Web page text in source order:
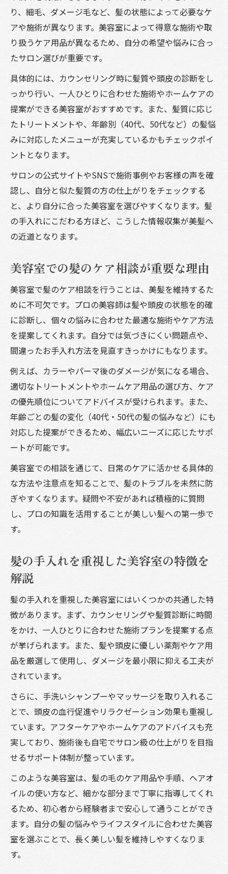
り、細毛、ダメージ毛など、髪の状態によって必要なケ
アや施術が異なります。美容室によって得意な施術や取
り扱うケア用品が異なるため、自分の希望や悩みに合っ
たサロン選びが重要です。
具体的には、カウンセリング時に髪質や頭皮の診断をし
っかり行い、一人ひとりに合わせた施術やホームケアの
提案ができる美容室がおすすめです。また、髪質に応じ
たトリートメントや、年齢別（40代、50代など）の髪悩
みに対応したメニューが充実しているかもチェックポイ
ントとなります。
サロンの公式サイトやSNSで施術事例やお客様の声を確
認し、自分と似た髪質の方の仕上がりをチェックする
と、より自分に合った美容室を選びやすくなります。髪
の手入れにこだわる方ほど、こうした情報収集が美髪へ
の近道となります。
美容室での髪のケア相談が重要な理由
美容室で髪のケア相談を行うことは、美髪を維持するた
めに不可欠です。プロの美容師は髪や頭皮の状態を的確
に診断し、個々の悩みに合わせた最適な施術やケア方法
を提案してくれます。自分では気づきにくい問題点や、
間違ったお手入れ方法を見直すきっかけにもなります。
例えば、カラーやパーマ後のダメージが気になる場合、
適切なトリートメントやホームケア用品の選び方、ケア
の優先順位についてアドバイスが受けられます。また、
年齢ごとの髪の変化（40代・50代の髪の悩みなど）にも
対応した提案ができるため、幅広いニーズに応じたサポ
ートが可能です。
美容室での相談を通じて、日常のケアに活かせる具体的
な方法や注意点を知ることで、髪のトラブルを未然に防
ぎやすくなります。疑問や不安があれば積極的に質問
し、プロの知識を活用することが美しい髪への第一歩で
す。
髪の手入れを重視した美容室の特徴を
解説
髪の手入れを重視した美容室にはいくつかの共通した特
徴があります。まず、カウンセリングや髪質診断に時間
をかけ、一人ひとりに合わせた施術プランを提案する点
が挙げられます。また、髪や頭皮に優しい薬剤やケア用
品を厳選して使用し、ダメージを最小限に抑える工夫が
されています。
さらに、手洗いシャンプーやマッサージを取り入れるこ
とで、頭皮の血行促進やリラクゼーション効果も重視し
ています。アフターケアやホームケアのアドバイスも充
実しており、施術後も自宅でサロン級の仕上がりを目指
せるサポート体制が整っています。
このような美容室は、髪の毛のケア用品や手順、ヘアオ
イルの使い方など、細かな部分まで丁寧に指導してくれ
るため、初心者から経験者まで安心して通うことができ
ます。自分の髪の悩みやライフスタイルに合わせた美容
室を選ぶことで、長く美しい髪を維持しやすくなりま
す。